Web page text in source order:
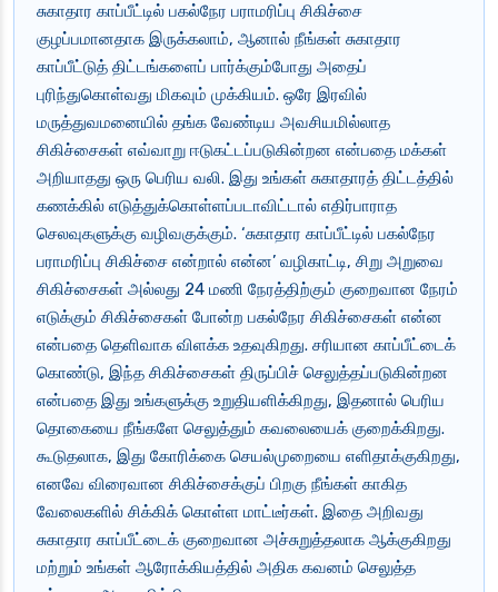
சுகாதார காப்பீட்டில் பகல்நேர பராமரிப்பு சிகிச்சை
குழப்பமானதாக இருக்கலாம், ஆனால் நீங்கள் சுகாதார
காப்பீட்டுத் திட்டங்களைப் பார்க்கும்போது அதைப்
புரிந்துகொள்வது மிகவும் முக்கியம். ஒரே இரவில்
மருத்துவமனையில் தங்க வேண்டிய அவசியமில்லாத
சிகிச்சைகள் எவ்வாறு ஈடுகட்டப்படுகின்றன என்பதை மக்கள்
அறியாதது ஒரு பெரிய வலி. இது உங்கள் சுகாதாரத் திட்டத்தில்
கணக்கில் எடுத்துக்கொள்ளப்படாவிட்டால் எதிர்பாராத
செலவுகளுக்கு வழிவகுக்கும். ‘சுகாதார காப்பீட்டில் பகல்நேர
பராமரிப்பு சிகிச்சை என்றால் என்ன’ வழிகாட்டி, சிறு அறுவை
சிகிச்சைகள் அல்லது 24 மணி நேரத்திற்கும் குறைவான நேரம்
எடுக்கும் சிகிச்சைகள் போன்ற பகல்நேர சிகிச்சைகள் என்ன
என்பதை தெளிவாக விளக்க உதவுகிறது. சரியான காப்பீட்டைக்
கொண்டு, இந்த சிகிச்சைகள் திருப்பிச் செலுத்தப்படுகின்றன
என்பதை இது உங்களுக்கு உறுதியளிக்கிறது, இதனால் பெரிய
தொகையை நீங்களே செலுத்தும் கவலையைக் குறைக்கிறது.
கூடுதலாக, இது கோரிக்கை செயல்முறையை எளிதாக்குகிறது,
எனவே விரைவான சிகிச்சைக்குப் பிறகு நீங்கள் காகித
வேலைகளில் சிக்கிக் கொள்ள மாட்டீர்கள். இதை அறிவது
சுகாதார காப்பீட்டைக் குறைவான அச்சுறுத்தலாக ஆக்குகிறது
மற்றும் உங்கள் ஆரோக்கியத்தில் அதிக கவனம் செலுத்த